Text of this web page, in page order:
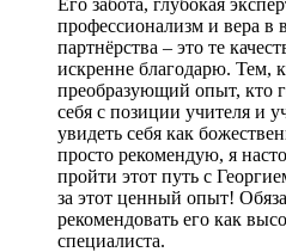
профессионализм и вера в
партнёрства – это те
искренне благодарю. Тем,
преобразующий опыт, кто
себя с позиции учителя и
увидеть себя как
просто рекомендую, я
пройти этот путь с
за этот ценный опыт!
рекомендовать его как
специалиста.